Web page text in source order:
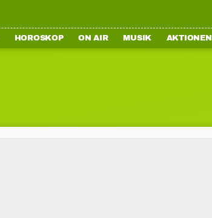
HOROSKOP ON AIR MUSIK AKTIONEN